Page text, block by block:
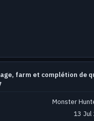
farm et complétion de
Monster
13 Jul